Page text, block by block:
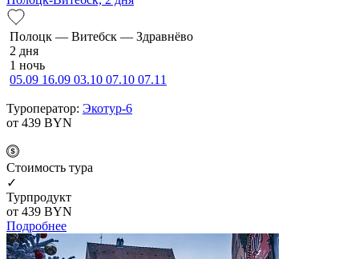
По­лоцк — Ви­тебск — Здравнёво
2 дня
1 ночь
05.09 16.09 03.10 07.10 07.11
Туроператор: Экотур-6
от 439 BYN
Cтоимость тура
✓
Турпродукт
от 439 BYN
Подробнее